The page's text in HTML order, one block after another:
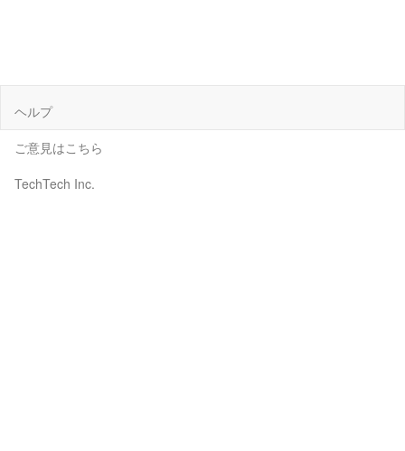
ヘルプ
ご意見はこちら
TechTech Inc.